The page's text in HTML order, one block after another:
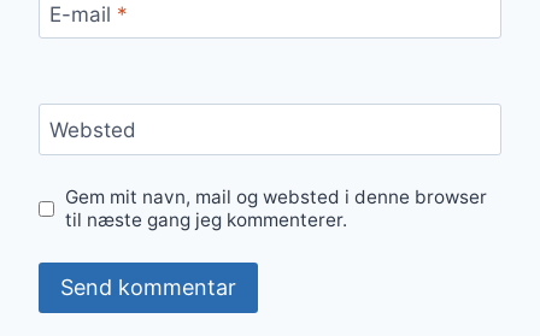
E-mail *
Websted
Gem mit navn, mail og websted i denne browser
til næste gang jeg kommenterer.